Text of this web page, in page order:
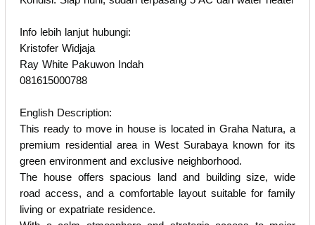
Info lebih lanjut hubungi:
Kristofer Widjaja
Ray White Pakuwon Indah
081615000788
English Description:
This ready to move in house is located in Graha Natura, a
premium residential area in West Surabaya known for its
green environment and exclusive neighborhood.
The house offers spacious land and building size, wide
road access, and a comfortable layout suitable for family
living or expatriate residence.